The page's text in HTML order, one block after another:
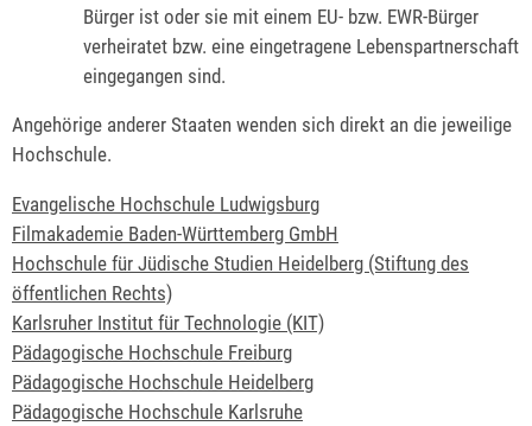
Bürger ist oder sie mit einem EU- bzw. EWR-Bürger
verheiratet bzw. eine eingetragene Lebenspartnerschaft
eingegangen sind.
Angehörige anderer Staaten wenden sich direkt an die jeweilige
Hochschule.
Evangelische Hochschule Ludwigsburg
Filmakademie Baden-Württemberg GmbH
Hochschule für Jüdische Studien Heidelberg (Stiftung des
öffentlichen Rechts)
Karlsruher Institut für Technologie (KIT)
Pädagogische Hochschule Freiburg
Pädagogische Hochschule Heidelberg
Pädagogische Hochschule Karlsruhe